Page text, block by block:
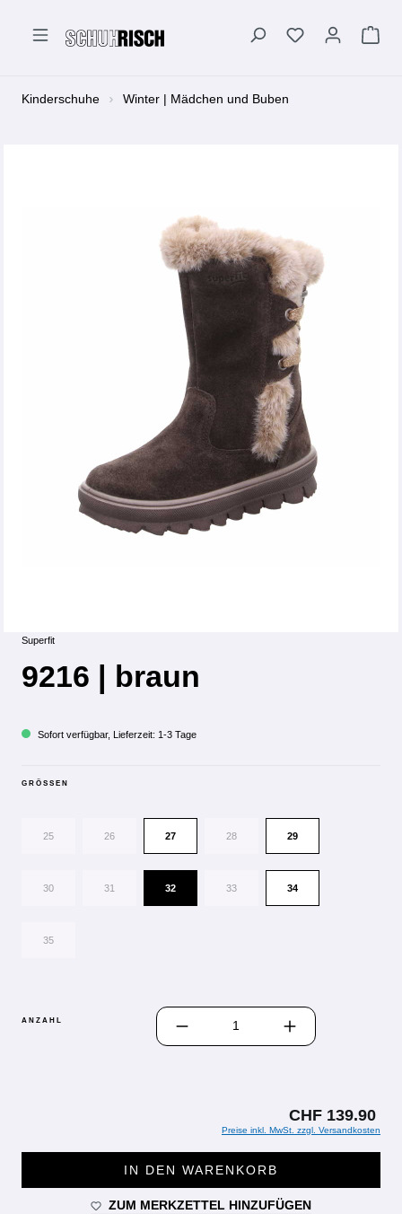
Kinderschuhe Winter | Mädchen und Buben
Superfit
9216 | braun
Sofort verfügbar, Lieferzeit: 1-3 Tage
GRÖSSEN
25 26 27 28 29
30 31 32 33 34
35
ANZAHL
PRODUKT ANZAHL: GIB DEN
CHF 139.90
Preise inkl. MwSt. zzgl. Versandkosten
IN DEN WARENKORB
ZUM MERKZETTEL HINZUFÜGEN